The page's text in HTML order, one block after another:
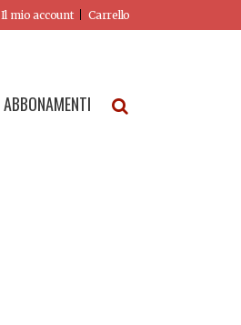
Il mio account Carrello
ABBONAMENTI